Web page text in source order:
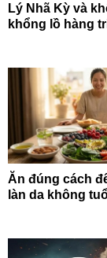
Lý Nhã Kỳ và
khổng lồ hàng
Ăn đúng cách
làn da không